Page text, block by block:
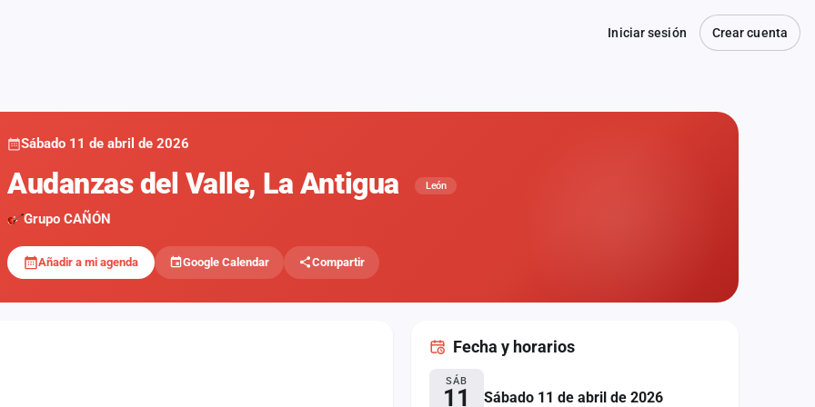
Iniciar sesión Crear cuenta
Sábado 11 de abril de 2026
Audanzas del Valle, La Antigua León
Grupo CAÑÓN
Añadir a mi agenda Google Calendar Compartir
Fecha y horarios
SÁB
11 Sábado 11 de abril de 2026